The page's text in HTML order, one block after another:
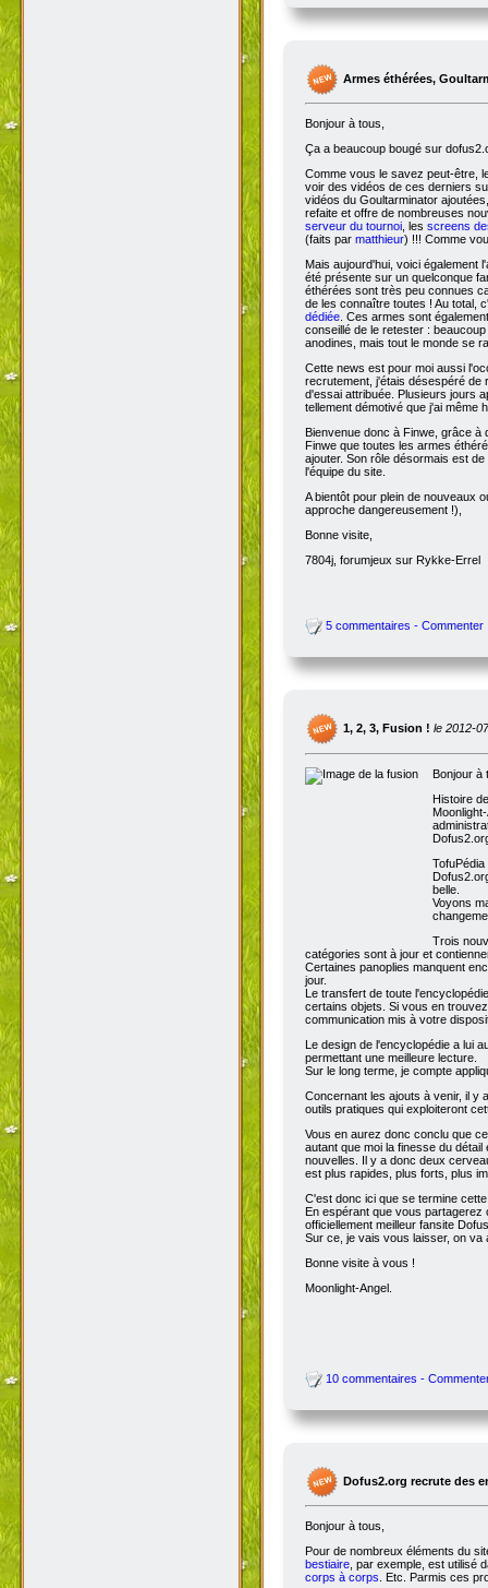
Armes éthérées,
Bonjour à tous,
Ça a beaucoup bougé sur
Comme vous le savez peut-être,
voir des vidéos de ces derniers
vidéos du Goultarminator
refaite et offre de nombreuses
serveur du tournoi, les screens
(faits par matthieur) !!! Comme
Mais aujourd'hui, voici également
été présente sur un quelconque
éthérées sont très peu connues
de les connaître toutes ! Au total,
dédiée. Ces armes sont
conseillé de le retester :
anodines, mais tout le monde se
Cette news est pour moi aussi
recrutement, j'étais désespéré de
d'essai attribuée. Plusieurs jours
tellement démotivé que j'ai même
Bienvenue donc à Finwe, grâce
Finwe que toutes les armes
ajouter. Son rôle désormais est
l'équipe du site.
A bientôt pour plein de nouveaux
approche dangereusement !),
Bonne visite,
7804j, forumjeux sur Rykke-Errel
5 commentaires - Commenter
1, 2, 3, Fusion ! le 2012-
Bonjour à
Histoire
belle.
Voyons
Trois
catégories sont à jour et
Certaines panoplies manquent
jour.
Le transfert de toute
certains objets. Si vous en
communication mis à votre
Le design de l'encyclopédie a lui
permettant une meilleure lecture.
Sur le long terme, je compte
Concernant les ajouts à venir, il y
outils pratiques qui exploiteront
Vous en aurez donc conclu que
autant que moi la finesse du
nouvelles. Il y a donc deux
est plus rapides, plus forts, plus
C'est donc ici que se termine
En espérant que vous
officiellement meilleur fansite
Sur ce, je vais vous laisser, on va
Bonne visite à vous !
Moonlight-Angel.
10 commentaires -
Dofus2.org recrute des
Bonjour à tous,
Pour de nombreux éléments du
bestiaire, par exemple, est utilisé
corps à corps. Etc. Parmis ces